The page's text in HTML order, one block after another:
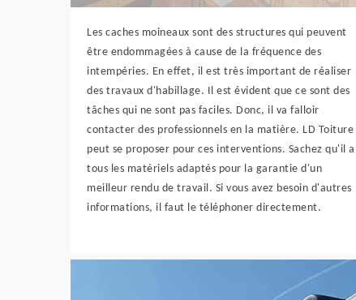
Les caches moineaux sont des structures qui peuvent
être endommagées à cause de la fréquence des
intempéries. En effet, il est très important de réaliser
des travaux d'habillage. Il est évident que ce sont des
tâches qui ne sont pas faciles. Donc, il va falloir
contacter des professionnels en la matière. LD Toiture
peut se proposer pour ces interventions. Sachez qu'il a
tous les matériels adaptés pour la garantie d'un
meilleur rendu de travail. Si vous avez besoin d'autres
informations, il faut le téléphoner directement.